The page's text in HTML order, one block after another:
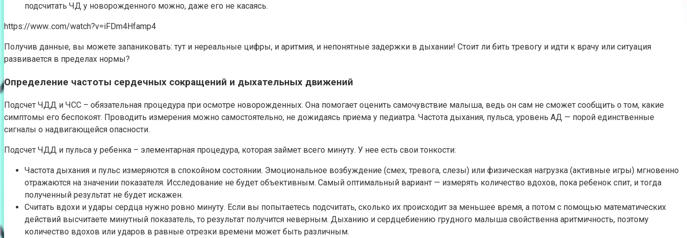
подсчитать ЧД у новорожденного можно, даже его не касаясь.
https://www..com/watch?v=iFDm4Hfamp4
Получив данные, вы можете запаниковать: тут и нереальные цифры, и аритмия, и непонятные задержки в дыхании! Стоит ли бить тревогу и идти к врачу или ситуация
развивается в пределах нормы?
Определение частоты сердечных сокращений и дыхательных движений
Подсчет ЧДД и ЧСС – обязательная процедура при осмотре новорожденных. Она помогает оценить самочувствие малыша, ведь он сам не сможет сообщить о том, какие
симптомы его беспокоят. Проводить измерения можно самостоятельно, не дожидаясь приема у педиатра. Частота дыхания, пульса, уровень АД — порой единственные
сигналы о надвигающейся опасности.
Подсчет ЧДД и пульса у ребенка – элементарная процедура, которая займет всего минуту. У нее есть свои тонкости:
Частота дыхания и пульс измеряются в спокойном состоянии. Эмоциональное возбуждение (смех, тревога, слезы) или физическая нагрузка (активные игры) мгновенно
отражаются на значении показателя. Исследование не будет объективным. Самый оптимальный вариант — измерять количество вдохов, пока ребенок спит, и тогда
полученный результат не будет искажен.
Считать вдохи и удары сердца нужно ровно минуту. Если вы попытаетесь подсчитать, сколько их происходит за меньшее время, а потом с помощью математических
действий высчитаете минутный показатель, то результат получится неверным. Дыханию и сердцебиению грудного малыша свойственна аритмичность, поэтому
количество вдохов или ударов в равные отрезки времени может быть различным.